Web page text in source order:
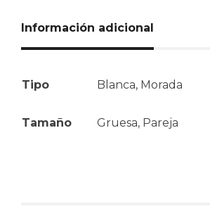
Información adicional
Tipo Blanca, Morada
Tamaño Gruesa, Pareja